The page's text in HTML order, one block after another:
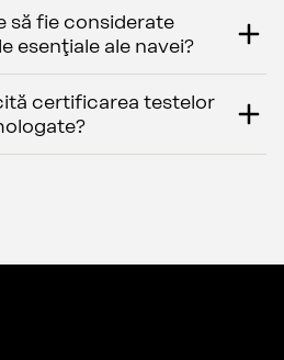
să fie considerate
esenţiale ale navei?
certificarea testelor